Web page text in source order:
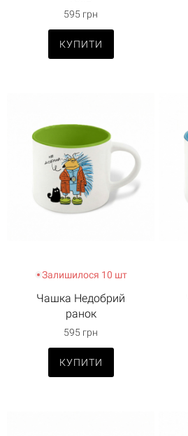
595 грн
КУПИТИ
Залишилося 10 шт
Чашка Недобрий
ранок
595 грн
КУПИТИ